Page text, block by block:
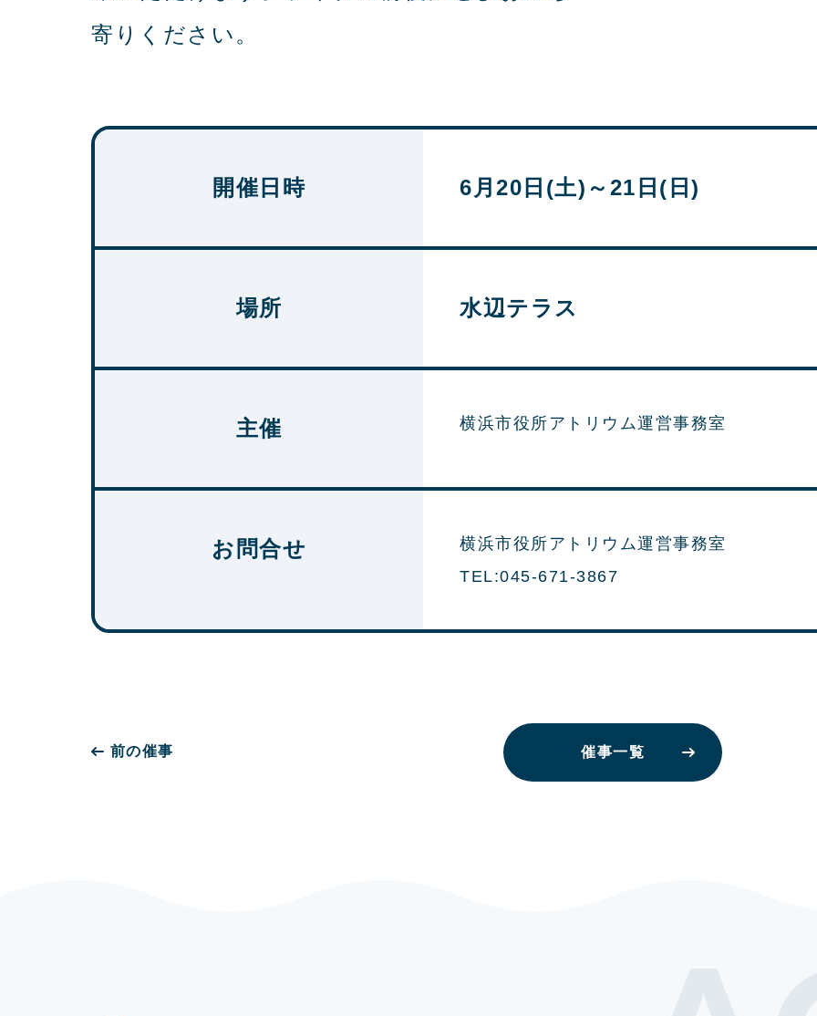
寄りください。
開催日時 6月20日(土)～21日(日)
場所 水辺テラス
主催 横浜市役所アトリウム運営事務室
お問合せ
横浜市役所アトリウム運営事務室
TEL:045-671-3867
前の催事 催事一覧